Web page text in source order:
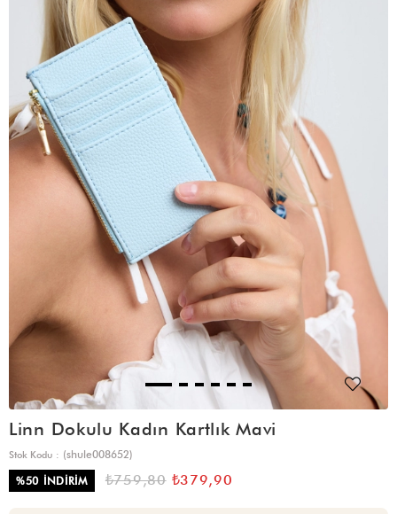
Linn Dokulu Kadın Kartlık Mavi
Stok Kodu
(shule008652)
%50 İNDIRIM ₺759,80 ₺379,90